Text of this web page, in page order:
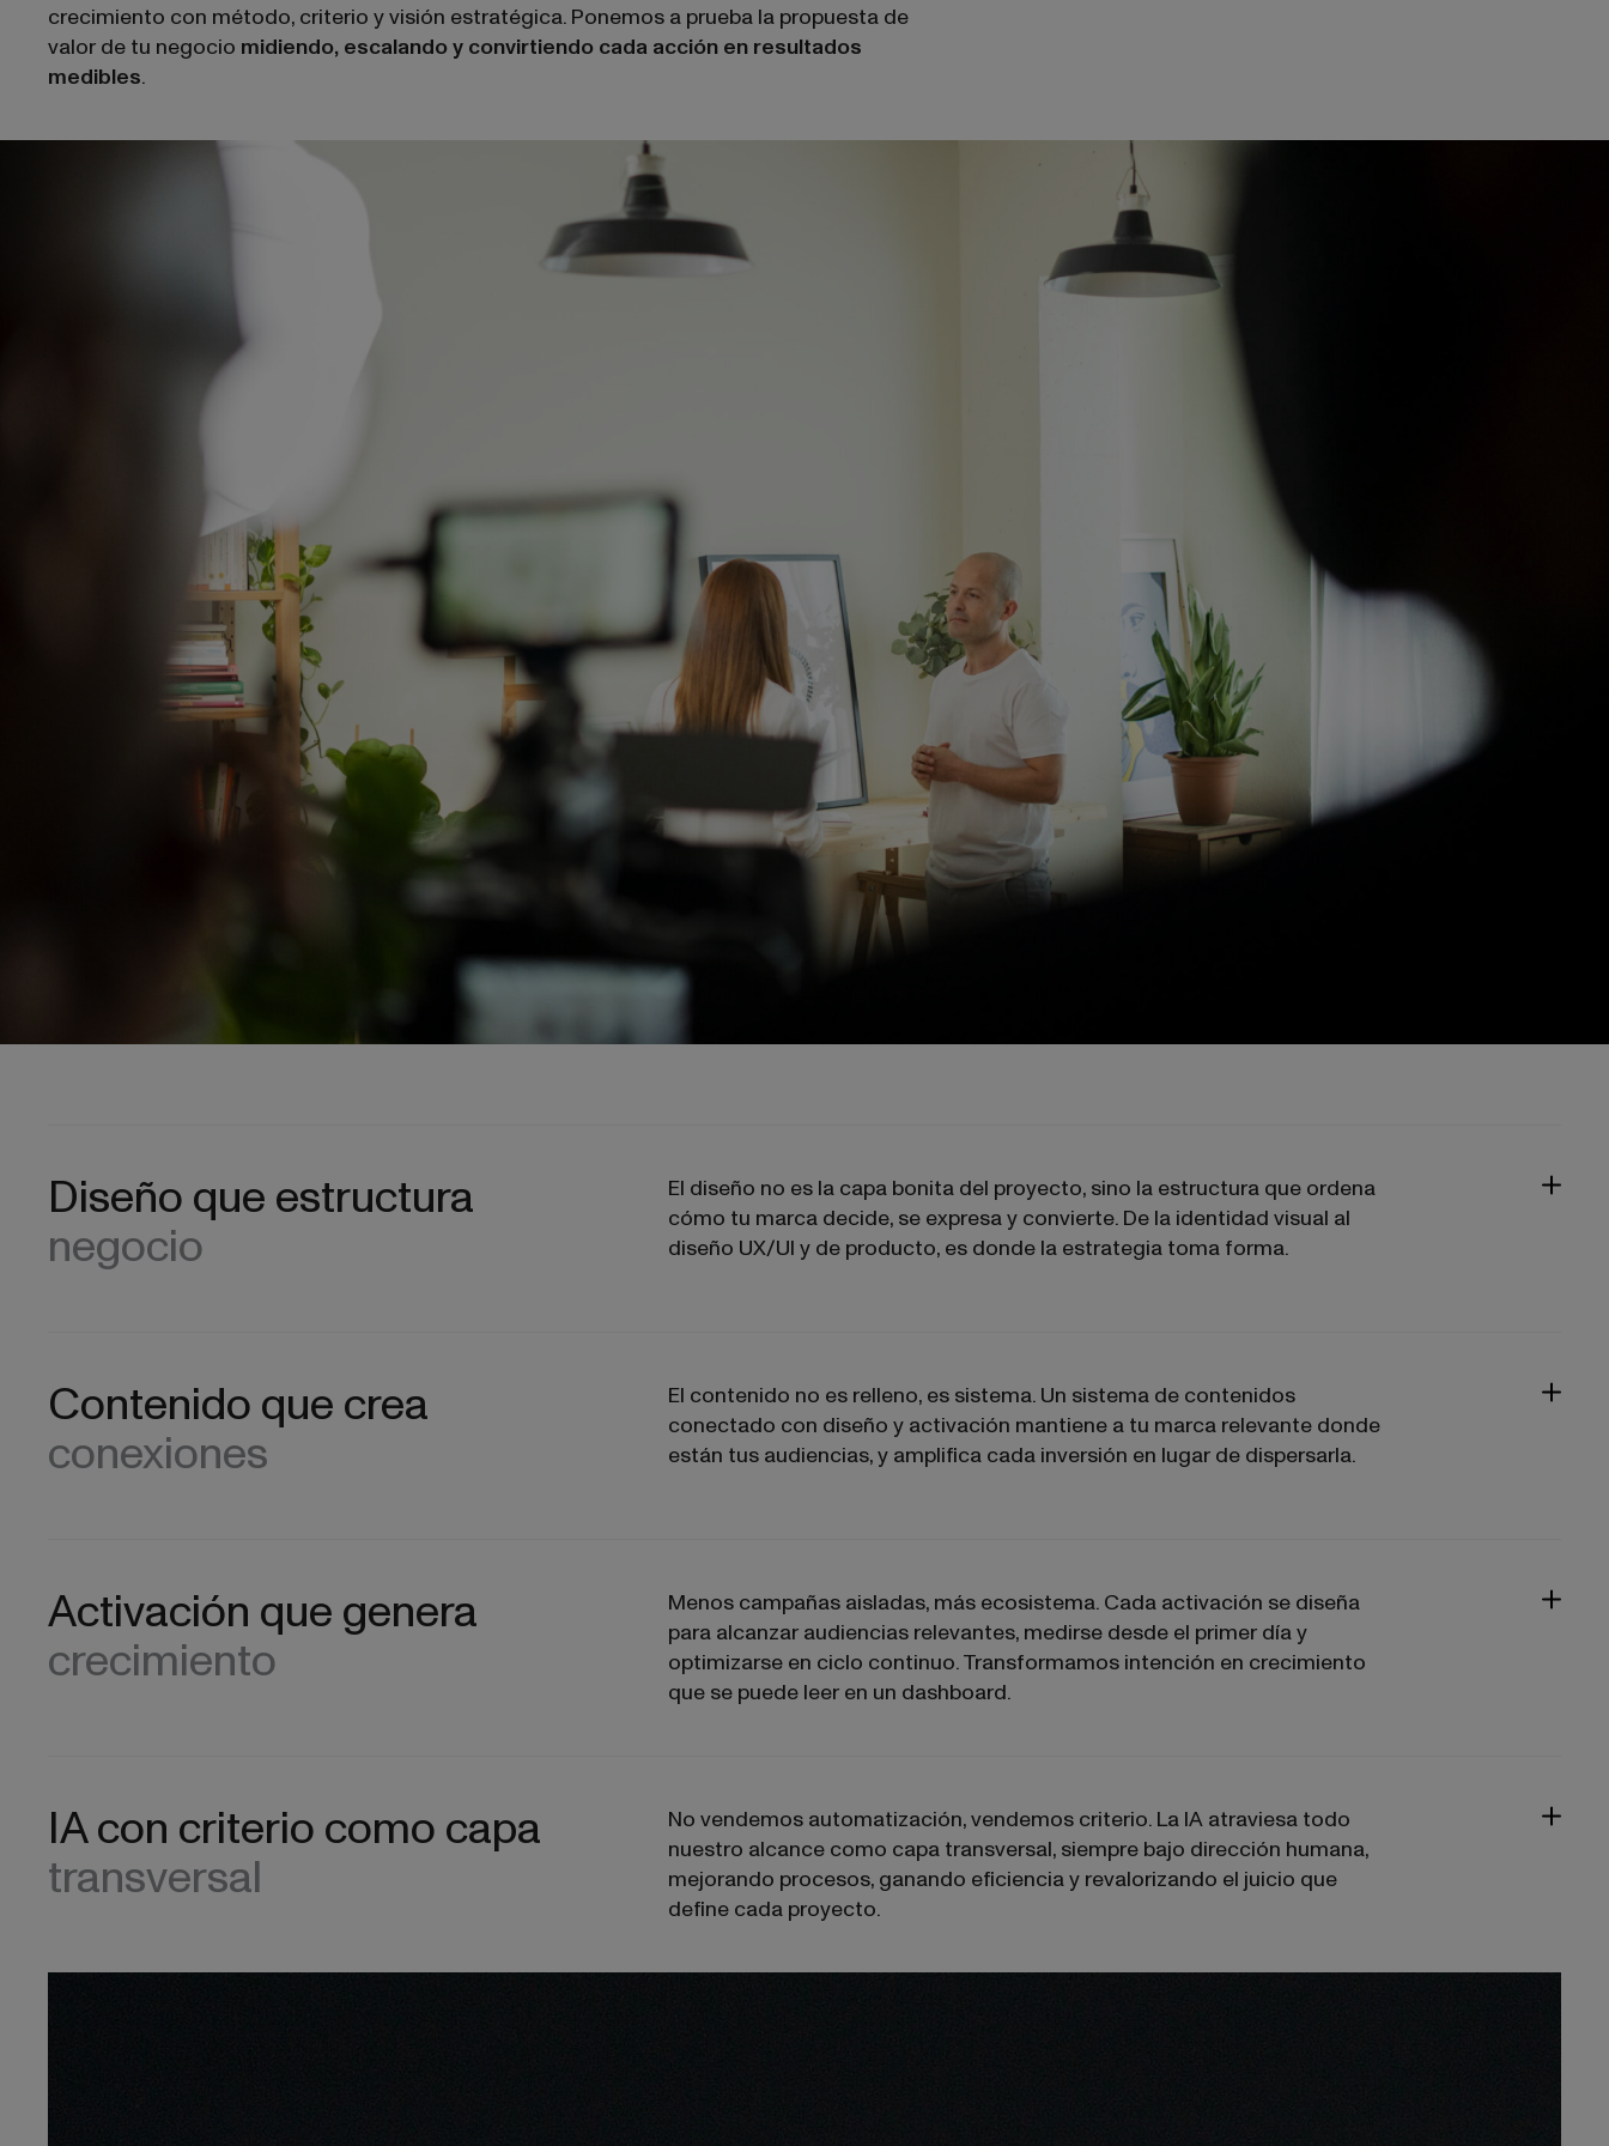
Work
crecimiento con método, criterio y visión estratégica. Ponemos a prueba la propuesta de
valor de tu negocio midiendo, escalando y convirtiendo cada acción en resultados
medibles.
Diseño que estructura
negocio
El diseño no es la capa bonita del proyecto, sino la estructura que ordena
cómo tu marca decide, se expresa y convierte. De la identidad visual al
diseño UX/UI y de producto, es donde la estrategia toma forma.
Contenido que crea
conexiones
El contenido no es relleno, es sistema. Un sistema de contenidos
conectado con diseño y activación mantiene a tu marca relevante donde
están tus audiencias, y amplifica cada inversión en lugar de dispersarla.
Activación que genera
crecimiento
Menos campañas aisladas, más ecosistema. Cada activación se diseña
para alcanzar audiencias relevantes, medirse desde el primer día y
optimizarse en ciclo continuo. Transformamos intención en crecimiento
que se puede leer en un dashboard.
IA con criterio como capa
transversal
No vendemos automatización, vendemos criterio. La IA atraviesa todo
nuestro alcance como capa transversal, siempre bajo dirección humana,
mejorando procesos, ganando eficiencia y revalorizando el juicio que
define cada proyecto.